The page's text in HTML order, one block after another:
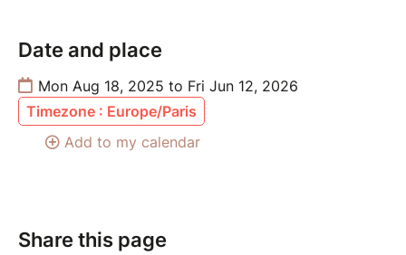
Date and place
Mon Aug 18, 2025 to Fri Jun 12, 2026
Timezone : Europe/Paris
Add to my calendar
Share this page